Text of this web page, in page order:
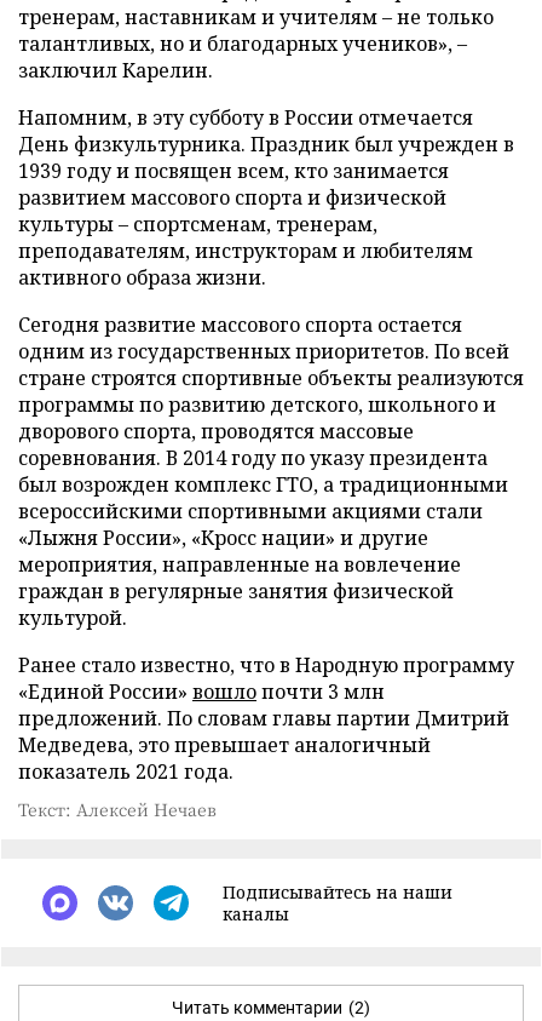
тренерам, наставникам и учителям – не только
талантливых, но и благодарных учеников», –
заключил Карелин.
Напомним, в эту субботу в России отмечается
День физкультурника. Праздник был учрежден в
1939 году и посвящен всем, кто занимается
развитием массового спорта и физической
культуры – спортсменам, тренерам,
преподавателям, инструкторам и любителям
активного образа жизни.
Сегодня развитие массового спорта остается
одним из государственных приоритетов. По всей
стране строятся спортивные объекты реализуются
программы по развитию детского, школьного и
дворового спорта, проводятся массовые
соревнования. В 2014 году по указу президента
был возрожден комплекс ГТО, а традиционными
всероссийскими спортивными акциями стали
«Лыжня России», «Кросс нации» и другие
мероприятия, направленные на вовлечение
граждан в регулярные занятия физической
культурой.
Ранее стало известно, что в Народную программу
«Единой России» вошлопочти 3 млн
предложений. По словам главы партии Дмитрий
Медведева, это превышает аналогичный
показатель 2021 года.
Текст: Алексей Нечаев
Подписывайтесь на наши
каналы
Читать комментарии (2)